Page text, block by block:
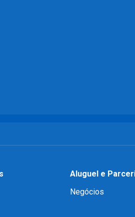
Aluguel e
Negócios